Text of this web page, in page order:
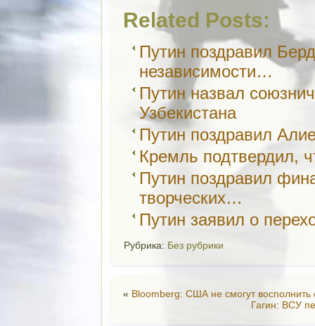
Related Posts:
Путин поздравил
независимости…
Путин назвал
Узбекистана
Путин поздравил
Кремль подтвердил,
Путин поздравил
творческих…
Путин заявил о
Рубрика: Без рубрики
« Bloomberg: США не смогут
Гагин: ВСУ